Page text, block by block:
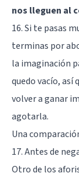
nos lleguen al
16. Si te pasas
terminas por
la imaginación
quedo vacío, así
volver a ganar
agotarla.
Una
17. Antes de
Otro de los